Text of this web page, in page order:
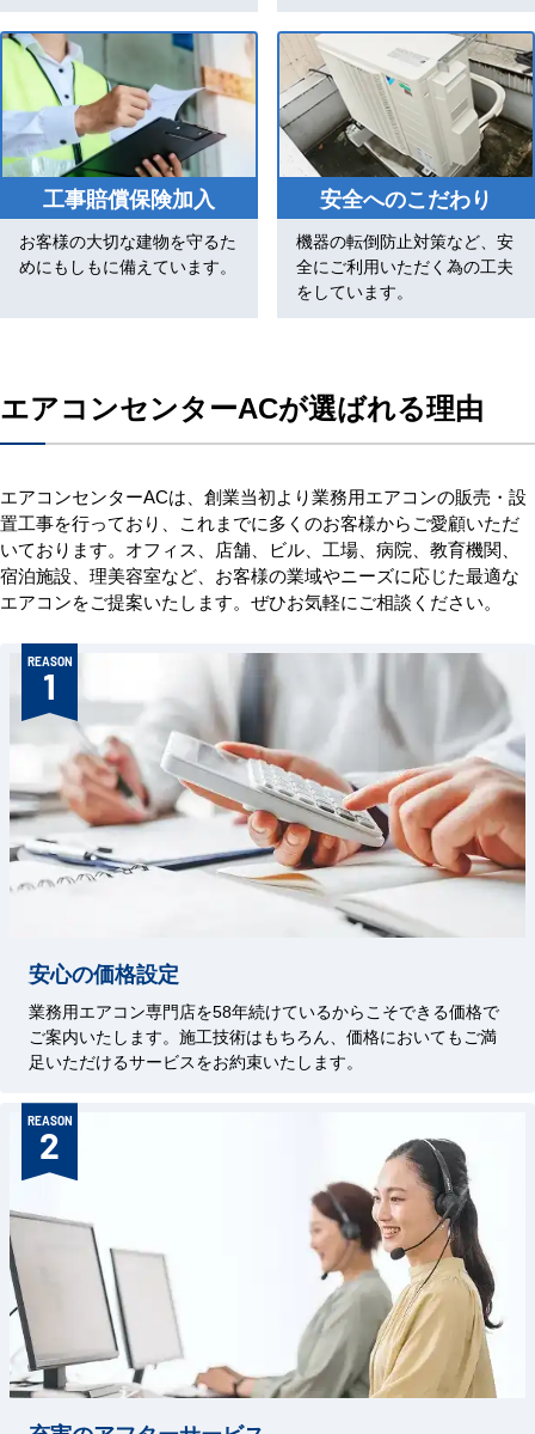
工事賠償保険加入
お客様の大切な建物を守るた
めにもしもに備えています。
安全へのこだわり
機器の転倒防止対策など、安
全にご利用いただく為の工夫
をしています。
エアコンセンターACが選ばれる理由
エアコンセンターACは、創業当初より業務用エアコンの販売・設
置工事を行っており、これまでに多くのお客様からご愛顧いただ
いております。オフィス、店舗、ビル、工場、病院、教育機関、
宿泊施設、理美容室など、お客様の業域やニーズに応じた最適な
エアコンをご提案いたします。ぜひお気軽にご相談ください。
REASON
1
安心の価格設定
業務用エアコン専門店を58年続けているからこそできる価格で
ご案内いたします。施工技術はもちろん、価格においてもご満
足いただけるサービスをお約束いたします。
REASON
2